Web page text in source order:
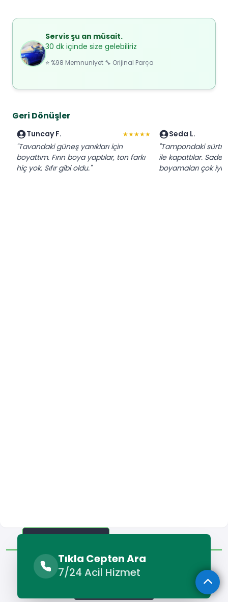
Servis şu an müsait.
30 dk içinde size gelebiliriz
⭐ %98 Memnuniyet 🔧 Orijinal Parça
Geri Dönüşler
Tuncay F. ★★★★★
"Tavandaki güneş yanıkları için
boyattım. Fırın boya yaptılar, ton farkı
hiç yok. Sıfır gibi oldu."
Seda L.
"Tampondaki
ile kapattılar.
boyamaları çok iyi."
Tıkla Cepten Ara
7/24 Acil Hizmet
Benzer Hizmetler Diğer Lokasyonlar
Benzer Hizmetler